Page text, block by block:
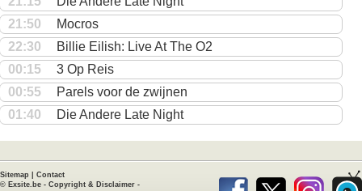
21:50
Mocros
22:30
Billie Eilish: Live At The O2
00:15
3 Op Reis
00:55
Parels voor de zwijnen
01:40
Die Andere Late Night
Sitemap
Contact
© Exsite.be - Copyright & Disclaimer -